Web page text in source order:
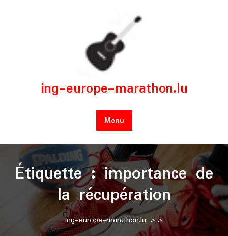
ing-europe-marathon.lu
Menu
Étiquette :importance de
la récupération
ing-europe-marathon.lu >>